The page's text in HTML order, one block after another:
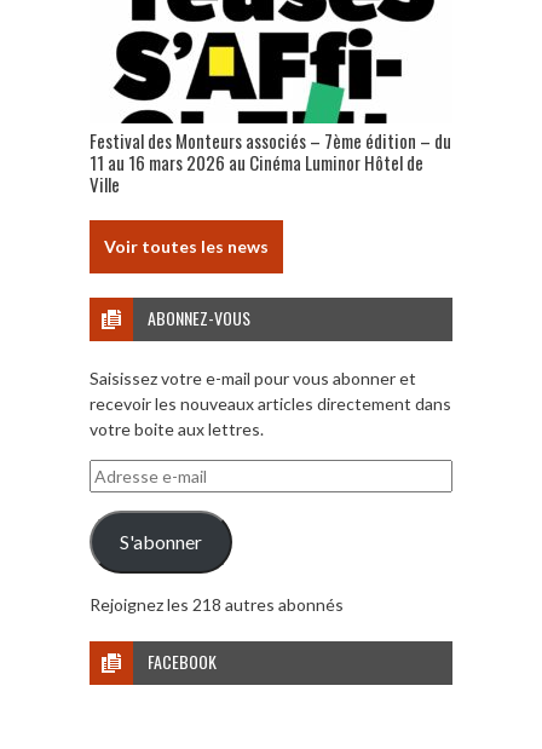
Festival des Monteurs associés – 7ème édition – du
11 au 16 mars 2026 au Cinéma Luminor Hôtel de
Ville
Voir toutes les news
ABONNEZ-VOUS
Saisissez votre e-mail pour vous abonner et
recevoir les nouveaux articles directement dans
votre boite aux lettres.
Adresse
e-
mail
S'abonner
Rejoignez les 218 autres abonnés
FACEBOOK